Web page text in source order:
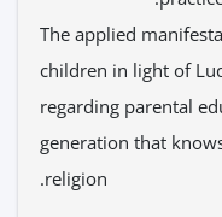
The applied
children in light of
regarding
generation that
religion.